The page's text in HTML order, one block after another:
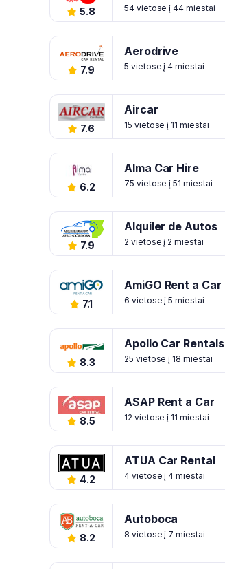
5.8 54 vietose į 44 miestai
7.9
Aerodrive
5 vietose į 4 miestai
7.6
Aircar
15 vietose į 11 miestai
6.2
Alma Car Hire
75 vietose į 51 miestai
7.9
Alquiler de Autos
2 vietose į 2 miestai
7.1
AmiGO Rent a Car
6 vietose į 5 miestai
8.3
Apollo Car Rentals
25 vietose į 18 miestai
8.5
ASAP Rent a Car
12 vietose į 11 miestai
4.2
ATUA Car Rental
4 vietose į 4 miestai
8.2
Autoboca
8 vietose į 7 miestai